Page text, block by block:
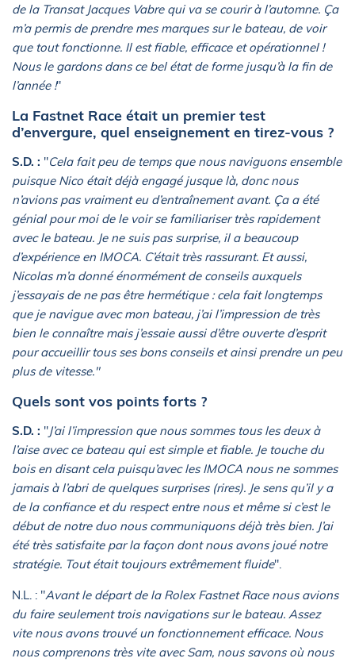
de la Transat Jacques Vabre qui va se courir à l’automne. Ça
m’a permis de prendre mes marques sur le bateau, de voir
que tout fonctionne. Il est fiable, efficace et opérationnel !
Nous le gardons dans ce bel état de forme jusqu’à la fin de
l’année !"
La Fastnet Race était un premier test
d’envergure, quel enseignement en tirez-vous ?
S.D. : "Cela fait peu de temps que nous naviguons ensemble
puisque Nico était déjà engagé jusque là, donc nous
n’avions pas vraiment eu d’entraînement avant. Ça a été
génial pour moi de le voir se familiariser très rapidement
avec le bateau. Je ne suis pas surprise, il a beaucoup
d’expérience en IMOCA. C’était très rassurant. Et aussi,
Nicolas m’a donné énormément de conseils auxquels
j’essayais de ne pas être hermétique : cela fait longtemps
que je navigue avec mon bateau, j’ai l’impression de très
bien le connaître mais j’essaie aussi d’être ouverte d’esprit
pour accueillir tous ses bons conseils et ainsi prendre un peu
plus de vitesse."
Quels sont vos points forts ?
S.D. : "J’ai l’impression que nous sommes tous les deux à
l’aise avec ce bateau qui est simple et fiable. Je touche du
bois en disant cela puisqu’avec les IMOCA nous ne sommes
jamais à l’abri de quelques surprises (rires). Je sens qu’il y a
de la confiance et du respect entre nous et même si c’est le
début de notre duo nous communiquons déjà très bien. J’ai
été très satisfaite par la façon dont nous avons joué notre
stratégie. Tout était toujours extrêmement fluide".
N.L. : "Avant le départ de la Rolex Fastnet Race nous avions
du faire seulement trois navigations sur le bateau. Assez
vite nous avons trouvé un fonctionnement efficace. Nous
nous comprenons très vite avec Sam, nous savons où nous